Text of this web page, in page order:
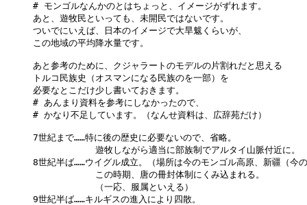
# モンゴルなんかのとはちょっと、イメージがずれます。
あと、遊牧民といっても、未開民ではないです。
ついでにいえば、日本のイメージで大旱魃くらいが、
この地域の平均降水量です。
あと参考のために、クジャラートのモデルの片割れだと思える
トルコ民族史（オスマンになる民族のを一部）を
必要なとこだけ少し書いておきます。
# あんまり資料を参考にしなかったので、
# かなり不足しています。（なんせ資料は、広辞苑だけ）
7世紀まで……特に後の歴史に必要ないので、省略。
遊牧しながら適当に部族制でアルタイ山脈付近に。
8世紀半ば……ウイグル成立。（場所は今のモンゴル高原、新疆（今
この時期、唐の冊封体制にくみ込まれる。
（一応、服属といえる）
9世紀半ば……キルギスの進入により四散。